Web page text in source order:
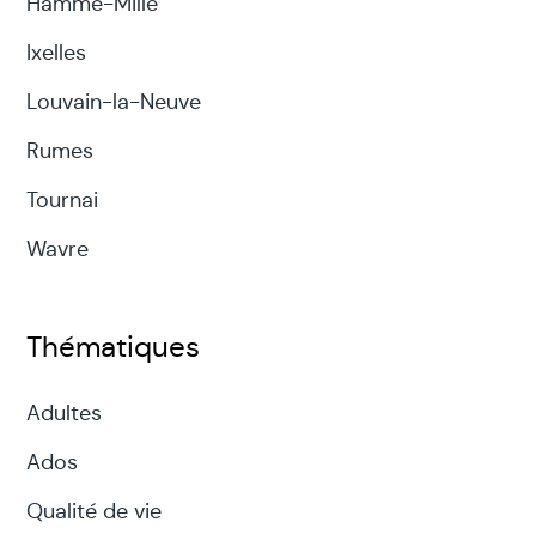
utiliser des couverts…)
Dysgraphie :
graphique, l’écriture
Dyscalculie :
l’acquisition numérique
nombreuses heures après l’école)
Fatigue
Ixelles
Louvain-la-Neuve
Rumes
Tournai
Wavre
Thématiques
Adultes
Ados
Qualité de vie